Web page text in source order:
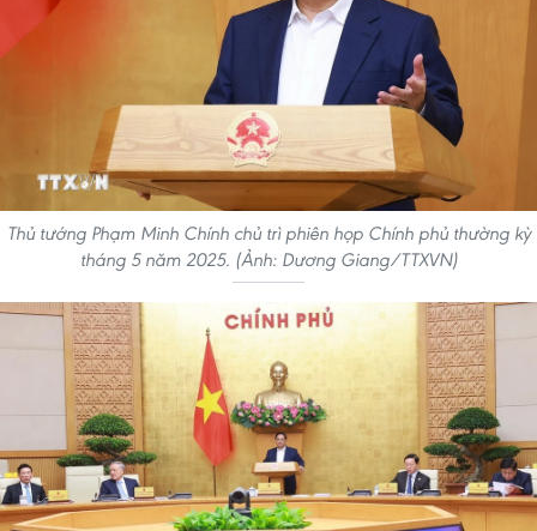
Thủ tướng Phạm Minh Chính chủ trì phiên họp Chính phủ thường kỳ
tháng 5 năm 2025. (Ảnh: Dương Giang/TTXVN)